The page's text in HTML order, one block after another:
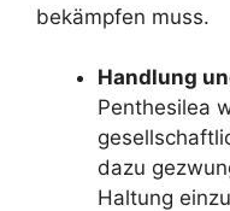
bekämpfen muss.
Handlung
Penthesilea
dazu
Haltung